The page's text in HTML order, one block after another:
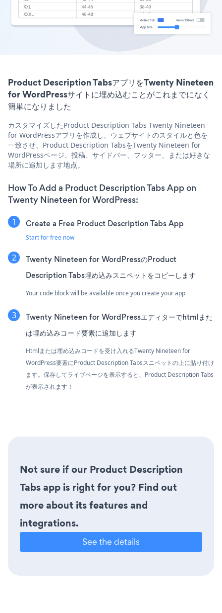
Product Description TabsアプリをTwenty Nineteen
for WordPressサイトに埋め込むことがこれまでになく
簡単になりました
カスタマイズしたProduct Description Tabs Twenty Nineteen
for WordPressアプリを作成し、ウェブサイトのスタイルと色を
一致させ、Product Description TabsをTwenty Nineteen for
WordPressページ、投稿、サイドバー、フッター、または好きな
場所に追加します地点。
How To Add a Product Description Tabs App on
Twenty Nineteen for WordPress:
Create a Free Product Description Tabs App
Start for free now
Twenty Nineteen for WordPressのProduct
Description Tabs埋め込みスニペットをコピーします
Your code block will be available once you create your app
Twenty Nineteen for WordPressエディターでhtmlまた
は埋め込みコード要素に追加します
Htmlまたは埋め込みコードを受け入れるTwenty Nineteen for
WordPress要素にProduct Description Tabsスニペットの上に貼り付け
ます。保存してライブページを表示すると、Product Description Tabs
が表示されます！
Not sure if our Product Description
Tabs app is right for you? Find out
more about its features and
integrations.
See the details